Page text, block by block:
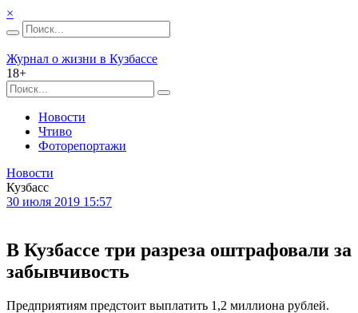
×
Журнал о жизни в Кузбассе
18+
Новости
Чтиво
Фоторепортажи
Новости
Кузбасс
30 июля 2019 15:57
В Кузбассе три разреза оштрафовали за
забывчивость
Предприятиям предстоит выплатить 1,2 миллиона рублей.